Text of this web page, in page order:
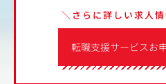
転職支援サービスお
＼さらに詳しい求人